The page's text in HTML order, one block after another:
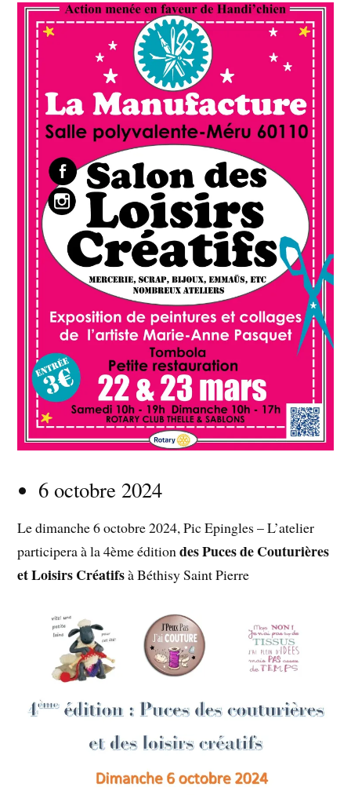
6 octobre 2024
Le dimanche 6 octobre 2024, Pic Epingles – L’atelier
participera à la 4ème éditiondes Puces de Couturières
et Loisirs Créatifsà Béthisy Saint Pierre